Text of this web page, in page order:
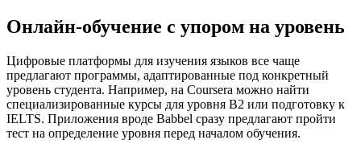
Онлайн-обучение с упором на уровень
Цифровые платформы для изучения языков все чаще
предлагают программы, адаптированные под конкретный
уровень студента. Например, на Coursera можно найти
специализированные курсы для уровня B2 или подготовку к
IELTS. Приложения вроде Babbel сразу предлагают пройти
тест на определение уровня перед началом обучения.